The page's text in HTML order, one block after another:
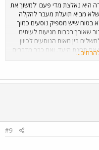
היא נאלצת מדי פעם 'למשוך את
מביא תועלת מעבר להקלה
בטוח שיש מספיק נוסעים כמוך
שאורך רכבות מגיעות לעיתים
בין מאות הנוסעים לכיוון
את תחנת היעד. ואם כבר מדברים
להקפיא או לעצור את סלילת
בכלל ובתוואים משותפים
אותם תקציבים לשיפור ושדרוג
- לסגירת הפער בפיתוח הרכבת
#9